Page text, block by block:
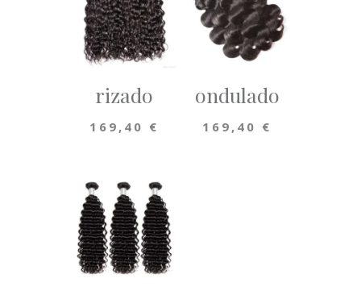
rizado
169,40 €
ondulado
169,40 €